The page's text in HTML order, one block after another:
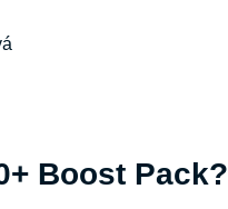
Boost Pack?